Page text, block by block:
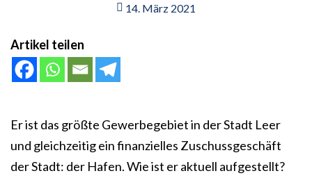
14. März 2021
Artikel teilen
Er ist das größte Gewerbegebiet in der Stadt Leer
und gleichzeitig ein finanzielles Zuschussgeschäft
der Stadt: der Hafen. Wie ist er aktuell aufgestellt?